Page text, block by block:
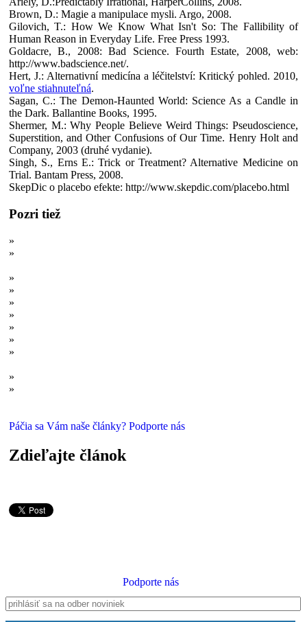
Brown, D.: Magie a manipulace mysli. Argo, 2008.
Gilovich, T.: How We Know What Isn't So: The Fallibility of
Human Reason in Everyday Life. Free Press 1993.
Goldacre, B., 2008: Bad Science. Fourth Estate, 2008, web:
http://www.badscience.net/.
Hert, J.: Alternativní medicína a léčitelství: Kritický pohled. 2010,
voľne stiahnuteľná.
Sagan, C.: The Demon-Haunted World: Science As a Candle in
the Dark. Ballantine Books, 1995.
Shermer, M.: Why People Believe Weird Things: Pseudoscience,
Superstition, and Other Confusions of Our Time. Henry Holt and
Company, 2003 (druhé vydanie).
Singh, S., Erns E.: Trick or Treatment? Alternative Medicine on
Trial. Bantam Press, 2008.
SkepDic o placebo efekte: http://www.skepdic.com/placebo.html
Pozri tiež
»
»
»
»
»
»
»
»
»
»
»
Páčia sa Vám naše články? Podporte nás
Zdieľajte článok
Podporte nás